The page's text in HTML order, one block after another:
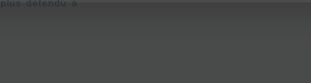
détendu à